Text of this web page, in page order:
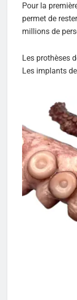
Pour la
permet de
millions de
Les prothèses
Les implants